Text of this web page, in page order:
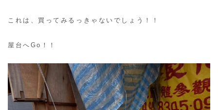
これは、買ってみるっきゃないでしょう！！
屋台へGo！！